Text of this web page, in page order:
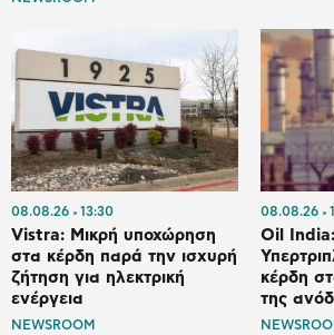
08.08.26 13:30
Vistra: Μικρή υποχώρηση
στα κέρδη παρά την ισχυρή
ζήτηση για ηλεκτρική
ενέργεια
NEWSROOM
08.08.26
Oil India:
κέρδη
της